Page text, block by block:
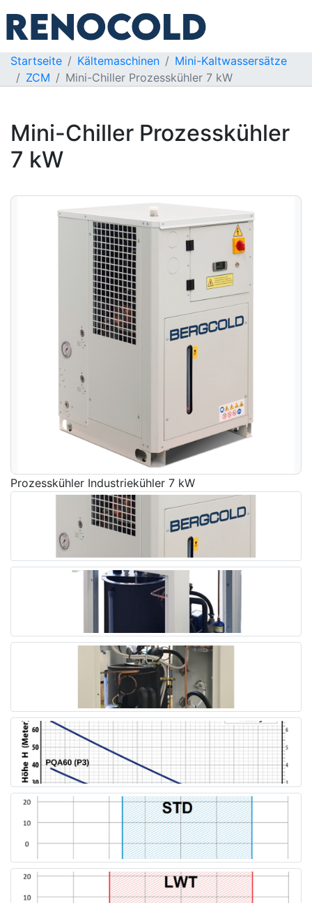
Startseite Kältemaschinen
Mini-Kaltwassersätze
ZCM
Mini-Chiller Prozesskühler 7 kW
Mini-Chiller Prozesskühler
7 kW
Prozesskühler Industriekühler 7 kW